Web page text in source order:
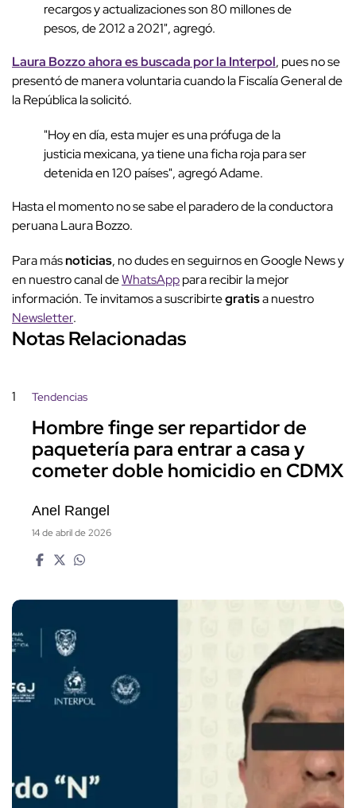
recargos y actualizaciones son 80 millones de
pesos, de 2012 a 2021", agregó.
Laura Bozzo ahora es buscada por la Interpol, pues no se
presentó de manera voluntaria cuando la Fiscalía General de
la República la solicitó.
"Hoy en día, esta mujer es una prófuga de la
justicia mexicana, ya tiene una ficha roja para ser
detenida en 120 países", agregó Adame.
Hasta el momento no se sabe el paradero de la conductora
peruana Laura Bozzo.
Para másnoticias, no dudes en seguirnos en Google News y
en nuestro canal deWhatsApppara recibir la mejor
información. Te invitamos a suscribirtegratisa nuestro
Newsletter.
Notas Relacionadas
1 Tendencias
Hombre finge ser repartidor de
paquetería para entrar a casa y
cometer doble homicidio en CDMX
Anel Rangel
14 de abril de 2026